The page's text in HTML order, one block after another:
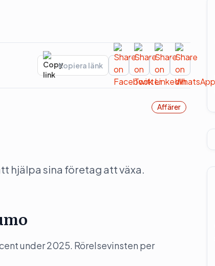
Kopiera länk
Affärer
hjälpa sina företag att växa.
under 2025. Rörelsevinsten per